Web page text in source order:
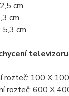
cm
cm
5,3 cm
televizoru
rozteč: 100 X
rozteč: 600 X